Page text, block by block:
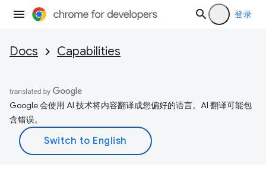
登录
Docs Capabilities
Google 会使用 AI 技术将内容翻译成您偏好的语言。AI 翻译可能包
含错误。